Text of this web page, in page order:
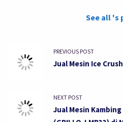
See all 's
PREVIOUS POST
Jual Mesin Ice
NEXT POST
Jual Mesin